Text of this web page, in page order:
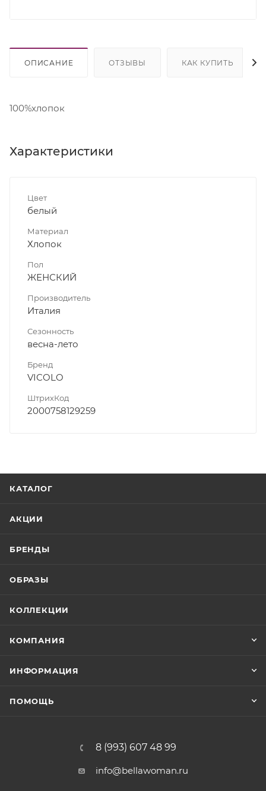
ОПИСАНИЕ ОТЗЫВЫ КАК КУПИТЬ
100%хлопок
Характеристики
Цвет
белый
Материал
Хлопок
Пол
ЖЕНСКИЙ
Производитель
Италия
Сезонность
весна-лето
Бренд
VICOLO
ШтрихКод
2000758129259
КАТАЛОГ
АКЦИИ
БРЕНДЫ
ОБРАЗЫ
КОЛЛЕКЦИИ
КОМПАНИЯ
ИНФОРМАЦИЯ
ПОМОЩЬ
8 (993) 607 48 99
info@bellawoman.ru